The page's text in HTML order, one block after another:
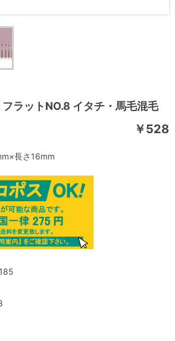
ラットNO.8 イタチ・馬毛混毛
￥528
長さ16mm